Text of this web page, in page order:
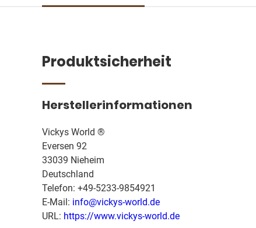
Produktsicherheit
Herstellerinformationen
Vickys World ®
Eversen 92
33039 Nieheim
Deutschland
Telefon: +49-5233-9854921
E-Mail: info@vickys-world.de
URL: https://www.vickys-world.de